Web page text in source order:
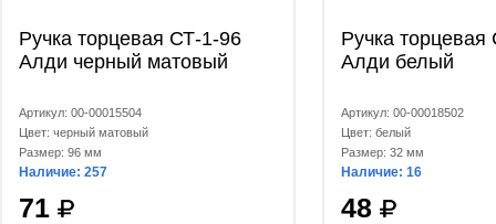
Ручка торцевая СТ-1-96
Алди черный матовый
Артикул: 00-00015504
Цвет: черный матовый
Размер: 96 мм
Наличие: 257
71
Ручка торцевая
Алди белый
Артикул: 00-00018502
Цвет: белый
Размер: 32 мм
Наличие: 16
48